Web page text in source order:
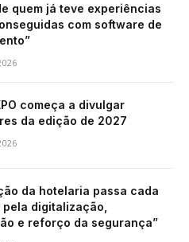
quem já teve experiências
com software de
começa a divulgar
da edição de 2027
da hotelaria passa cada
pela digitalização,
e reforço da segurança”